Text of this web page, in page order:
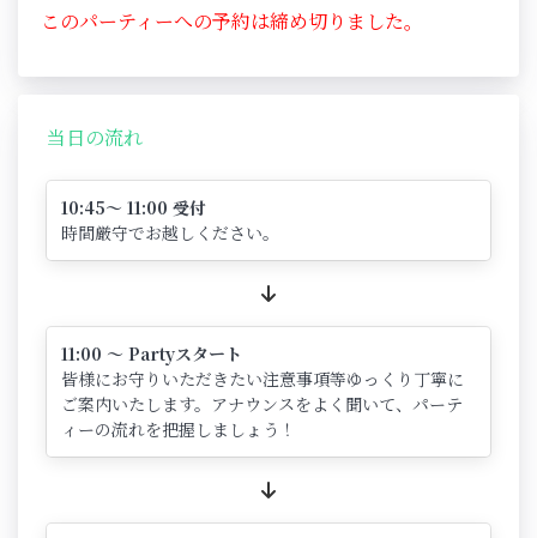
このパーティーへの予約は締め切りました。
当日の流れ
10:45～ 11:00 受付
時間厳守でお越しください。
11:00 ～ Partyスタート
皆様にお守りいただきたい注意事項等ゆっくり丁寧に
ご案内いたします。アナウンスをよく聞いて、パーテ
ィーの流れを把握しましょう！